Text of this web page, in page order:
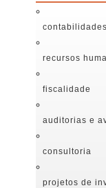
contabilidades
recursos
fiscalidade
auditorias e
consultoria
projetos de